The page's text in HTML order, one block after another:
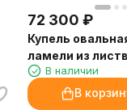
72 300 ₽
Купель
ламели из
0.59х1.06
В наличии
В